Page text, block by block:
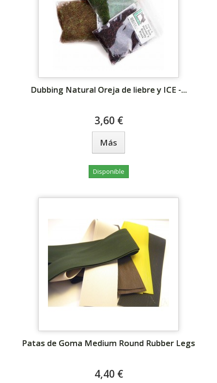
Dubbing Natural Oreja de liebre y ICE -...
3,60 €
Más
Disponible
Patas de Goma Medium Round Rubber Legs
4,40 €